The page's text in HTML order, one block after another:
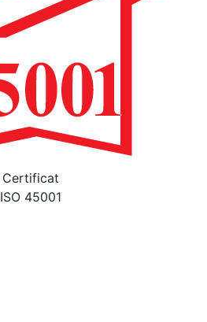
Certificat
ISO 45001